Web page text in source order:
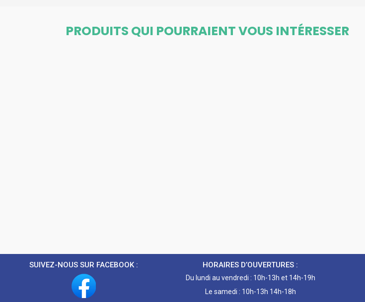
PRODUITS QUI POURRAIENT VOUS INTÉRESSER
SUIVEZ-NOUS SUR FACEBOOK : HORAIRES D’OUVERTURES :
Du lundi au vendredi : 10h-13h et 14h-19h
Le samedi : 10h-13h 14h-18h